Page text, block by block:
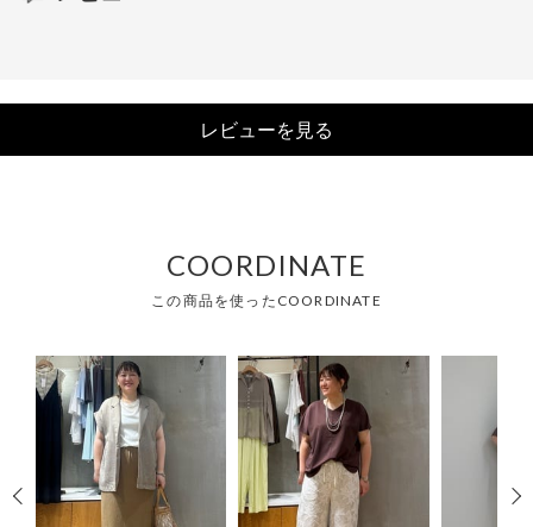
レビューを見る
COORDINATE
この商品を使ったCOORDINATE